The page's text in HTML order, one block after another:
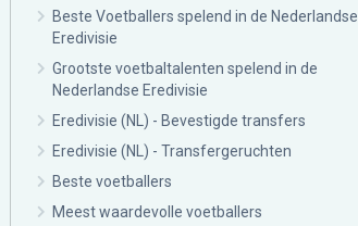
Beste Voetballers spelend in de Nederlandse
Eredivisie
Grootste voetbaltalenten spelend in de
Nederlandse Eredivisie
Eredivisie (NL) - Bevestigde transfers
Eredivisie (NL) - Transfergeruchten
Beste voetballers
Meest waardevolle voetballers